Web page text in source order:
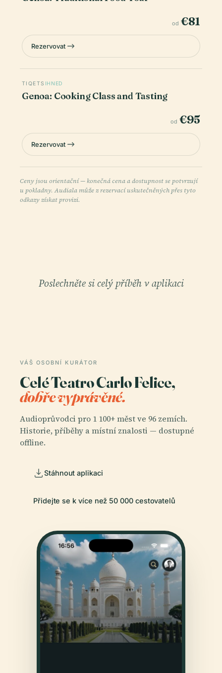
od €81
Rezervovat
TIQETS IHNED
Genoa: Cooking Class and Tasting
od €95
Rezervovat
Ceny jsou orientační — konečná cena a dostupnost se potvrzují
u pokladny. Audiala může z rezervací uskutečněných přes tyto
odkazy získat provizi.
Poslechněte si celý příběh v aplikaci
VÁŠ OSOBNÍ KURÁTOR
Celé Teatro Carlo Felice,
dobře vyprávěné.
Audioprůvodci pro 1 100+ měst ve 96 zemích.
Historie, příběhy a místní znalosti — dostupné
offline.
Stáhnout aplikaci
Přidejte se k více než 50 000 cestovatelů